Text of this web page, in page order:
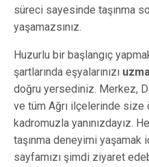
süreci sayesinde taşınma
yaşamazsınız.
Huzurlu bir başlangıç
şartlarında eşyalarınızı
doğru yersediniz. Merkez,
ve tüm Ağrı ilçelerinde size
kadromuzla yanınızdayız.
taşınma deneyimi yaşamak
sayfamızı şimdi ziyaret